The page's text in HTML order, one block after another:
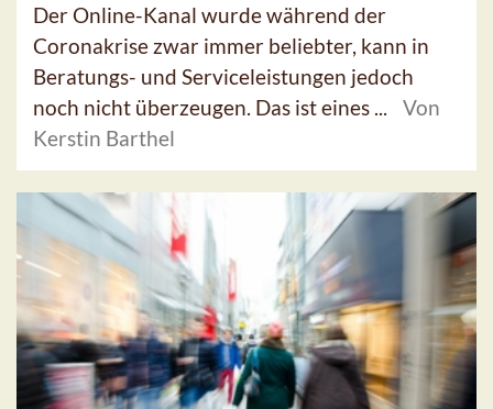
Der Online-Kanal wurde während der
Coronakrise zwar immer beliebter, kann in
Beratungs- und Serviceleistungen jedoch
noch nicht überzeugen. Das ist eines ...
Von
Kerstin Barthel